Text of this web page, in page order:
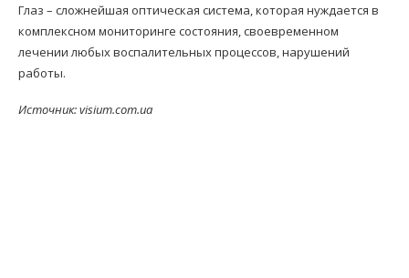
Глаз – сложнейшая оптическая система, которая нуждается в
комплексном мониторинге состояния, своевременном
лечении любых воспалительных процессов, нарушений
работы.
Источник: visium.com.ua